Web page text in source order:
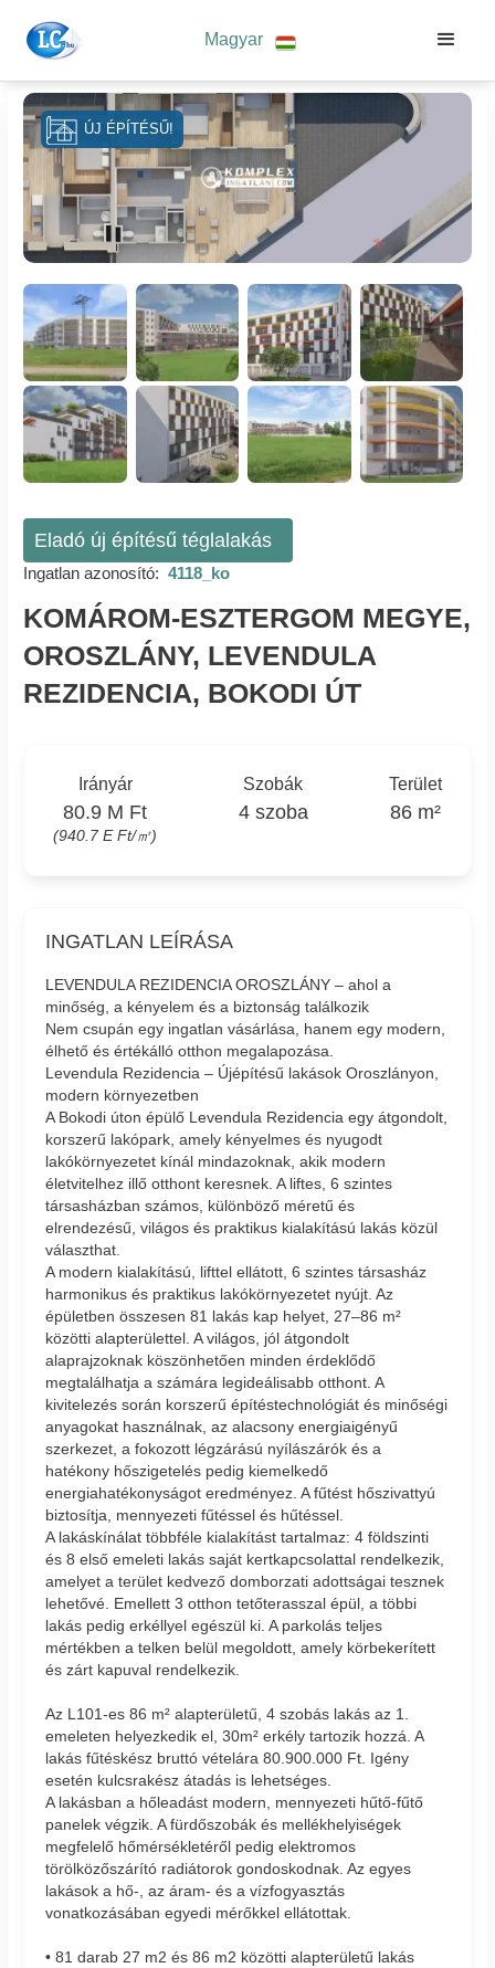
Magyar
ÚJ ÉPÍTÉSŰ!
Eladó új építésű téglalakás
Ingatlan azonosító: 4118_ko
KOMÁROM-ESZTERGOM MEGYE,
OROSZLÁNY, LEVENDULA
REZIDENCIA, BOKODI ÚT
Irányár
80.9 M Ft
(940.7 E Ft/㎡)
Szobák
4 szoba
Terület
86 m²
INGATLAN LEÍRÁSA
LEVENDULA REZIDENCIA OROSZLÁNY – ahol a
minőség, a kényelem és a biztonság találkozik
Nem csupán egy ingatlan vásárlása, hanem egy modern,
élhető és értékálló otthon megalapozása.
Levendula Rezidencia – Újépítésű lakások Oroszlányon,
modern környezetben
A Bokodi úton épülő Levendula Rezidencia egy átgondolt,
korszerű lakópark, amely kényelmes és nyugodt
lakókörnyezetet kínál mindazoknak, akik modern
életvitelhez illő otthont keresnek. A liftes, 6 szintes
társasházban számos, különböző méretű és
elrendezésű, világos és praktikus kialakítású lakás közül
választhat.
A modern kialakítású, lifttel ellátott, 6 szintes társasház
harmonikus és praktikus lakókörnyezetet nyújt. Az
épületben összesen 81 lakás kap helyet, 27–86 m²
közötti alapterülettel. A világos, jól átgondolt
alaprajzoknak köszönhetően minden érdeklődő
megtalálhatja a számára legideálisabb otthont. A
kivitelezés során korszerű építéstechnológiát és minőségi
anyagokat használnak, az alacsony energiaigényű
szerkezet, a fokozott légzárású nyílászárók és a
hatékony hőszigetelés pedig kiemelkedő
energiahatékonyságot eredményez. A fűtést hőszivattyú
biztosítja, mennyezeti fűtéssel és hűtéssel.
A lakáskínálat többféle kialakítást tartalmaz: 4 földszinti
és 8 első emeleti lakás saját kertkapcsolattal rendelkezik,
amelyet a terület kedvező domborzati adottságai tesznek
lehetővé. Emellett 3 otthon tetőterasszal épül, a többi
lakás pedig erkéllyel egészül ki. A parkolás teljes
mértékben a telken belül megoldott, amely körbekerített
és zárt kapuval rendelkezik.
Az L101-es 86 m² alapterületű, 4 szobás lakás az 1.
emeleten helyezkedik el, 30m² erkély tartozik hozzá. A
lakás fűtéskész bruttó vételára 80.900.000 Ft. Igény
esetén kulcsrakész átadás is lehetséges.
A lakásban a hőleadást modern, mennyezeti hűtő-fűtő
panelek végzik. A fürdőszobák és mellékhelyiségek
megfelelő hőmérsékletéről pedig elektromos
törölközőszárító radiátorok gondoskodnak. Az egyes
lakások a hő-, az áram- és a vízfogyasztás
vonatkozásában egyedi mérőkkel ellátottak.
• 81 darab 27 m2 és 86 m2 közötti alapterületű lakás